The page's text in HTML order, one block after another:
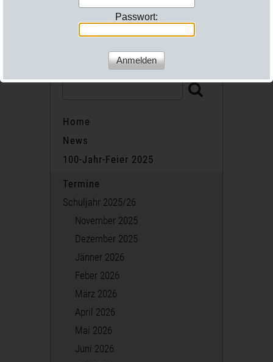
Passwort:
07.09.26 Beginn Schuljahr 2026/27
Home
News
100-Jahr-Feier 2025
Termine
Schuljahr 2025/26
November 2025
Dezember 2025
Jänner 2026
Feber 2026
März 2026
April 2026
Mai 2026
Juni 2026